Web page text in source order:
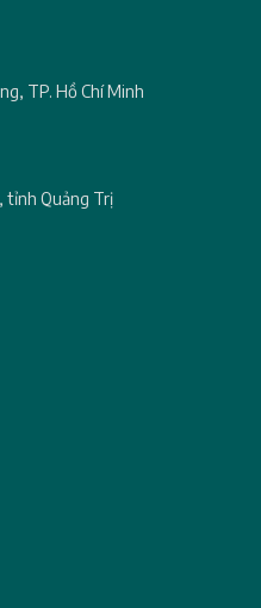
TP. Hồ Chí Minh
tỉnh Quảng Trị